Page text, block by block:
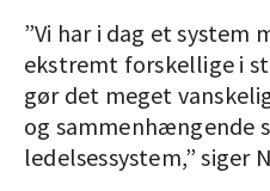
”Vi har i dag et system
ekstremt forskellige i
gør det meget
og sammenhængende
ledelsessystem,” siger